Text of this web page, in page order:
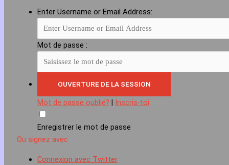
Enter Username or Email Address:
Mot de passe :
Mot de passe oublié? | Inscris-toi
Enregistrer le mot de passe
Ou signez avec
Connexion avec Twitter